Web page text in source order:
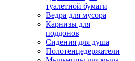
туалетной бумаги
Ведра для мусора
Карнизы для
поддонов
Сидения для душа
Полотенцедержатели